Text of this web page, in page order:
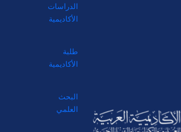
الدراسات
الأكاديمية
طلبة
الأكاديمية
البحث
العلمي